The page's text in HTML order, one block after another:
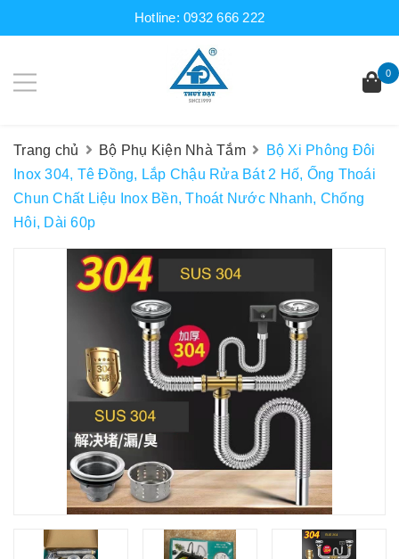
Hotline:0932 666 222
0
Trang chủ Bộ Phụ Kiện Nhà Tắm
Bộ Xi Phông Đôi
Inox 304, Tê Đồng, Lắp Chậu Rửa Bát 2 Hố, Ống Thoái
Chun Chất Liệu Inox Bền, Thoát Nước Nhanh, Chống
Hôi, Dài 60p